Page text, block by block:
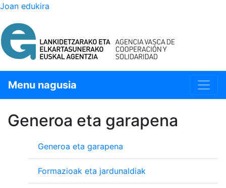
Joan edukira
Menu nagusia
Generoa eta garapena
Generoa eta garapena
Formazioak eta jardunaldiak